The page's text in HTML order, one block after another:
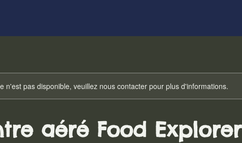
n'est pas disponible, veuillez nous contacter pour plus d'informations.
aéré Food Explorer